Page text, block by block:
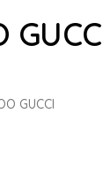
GUCCI